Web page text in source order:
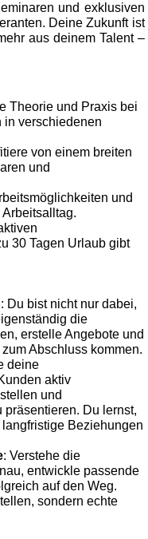
und exklusiven
Deine Zukunft ist
aus deinem Talent –
Theorie und Praxis bei
in verschiedenen
von einem breiten
und
und
30 Tagen Urlaub gibt
: Du bist nicht nur dabei,
die
erstelle Angebote und
Abschluss kommen.
deine
aktiv
und
Du lernst,
Beziehungen
: Verstehe die
entwickle passende
auf den Weg.
sondern echte